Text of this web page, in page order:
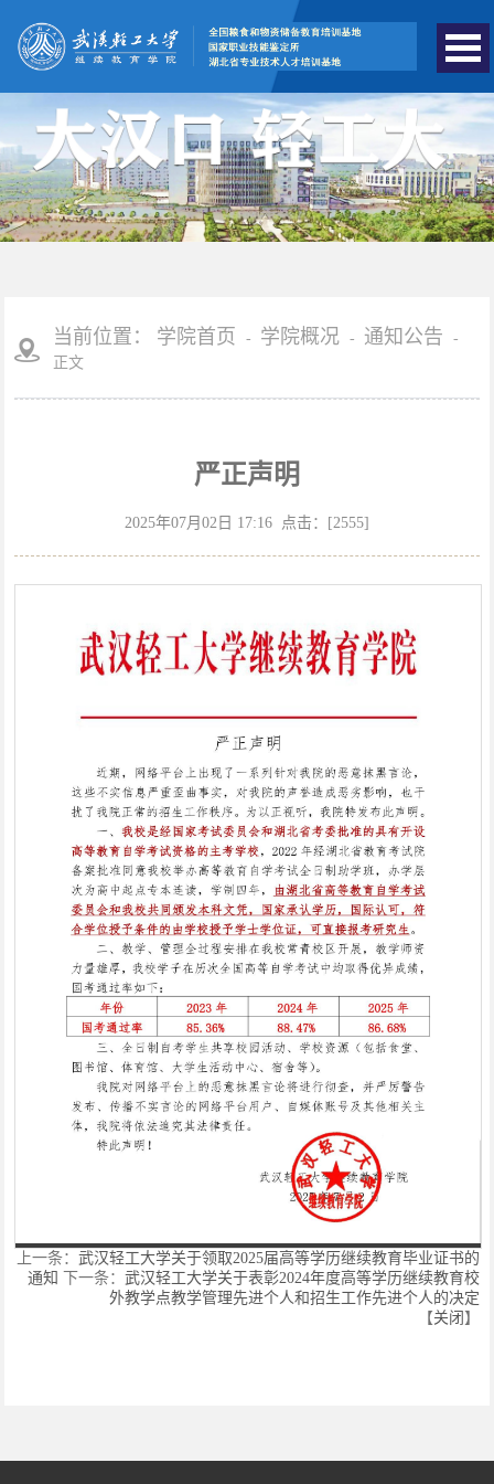
学院简介
机构设置
学院动态
信息查询
联系我们
理论学习
院长信箱
当前位置： 学院首页 - 学院概况 - 通知公告
-
正文
严正声明
2025年07月02日 17:16 点击：[2555]
第 1 页
上一条： 武汉轻工大学关于领取2025届高等学历继续教育毕业证书的
通知
下一条： 武汉轻工大学关于表彰2024年度高等学历继续教育校
外教学点教学管理先进个人和招生工作先进个人的决定
【关闭 】